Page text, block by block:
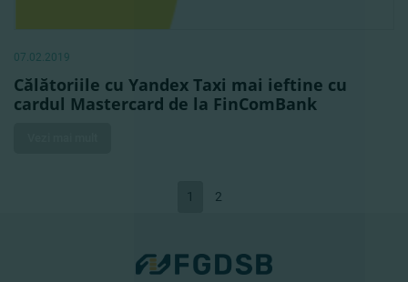
07.02.2019
Călătoriile cu Yandex Taxi mai ieftine cu
cardul Mastercard de la FinComBank
1 2